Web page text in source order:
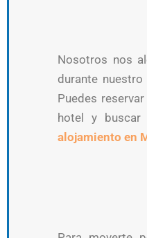
Nosotros nos
durante
Puedes
hotel y buscar
alojamiento en